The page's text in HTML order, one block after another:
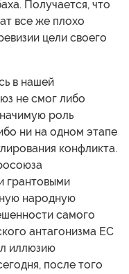
Получается, что
все же плохо
цели своего
в нашей
не смог либо
роль
ни на одном этапе
конфликта.
грантовыми
народную
самого
антагонизма ЕС
иллюзию
после того